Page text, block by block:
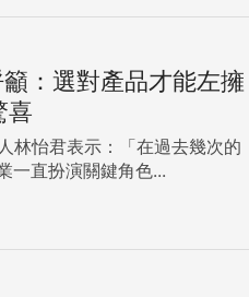
：選對產品才能左擁
喜
林怡君表示：「在過去幾次的
一直扮演關鍵角色...